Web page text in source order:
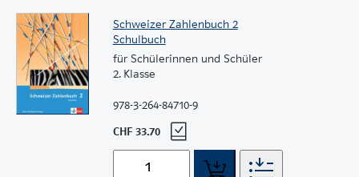
Schweizer Zahlenbuch 2
Schulbuch
für Schülerinnen und Schüler
2. Klasse
978-3-264-84710-9
CHF 33.70